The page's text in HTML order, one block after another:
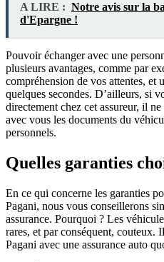
A LIRE : Notre avis sur la
d'Epargne !
Pouvoir échanger avec une
plusieurs avantages, comme par
compréhension de vos attentes, et
quelques secondes. D’ailleurs, si
directement chez cet assureur, il
avec vous les documents du
personnels.
Quelles garanties
En ce qui concerne les garanties
Pagani, nous vous conseillerons
assurance. Pourquoi ? Les
rares, et par conséquent, couteux.
Pagani avec une assurance auto